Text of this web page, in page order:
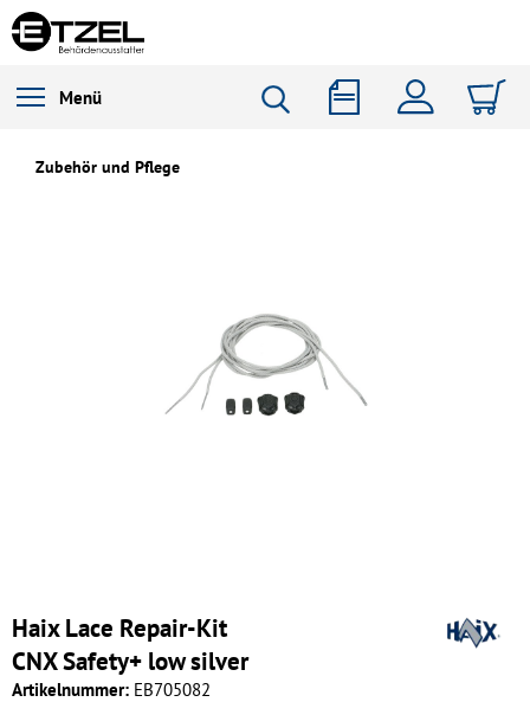
Menü
Zubehör und Pflege
Haix Lace Repair-Kit
CNX Safety+ low silver
Artikelnummer: EB705082